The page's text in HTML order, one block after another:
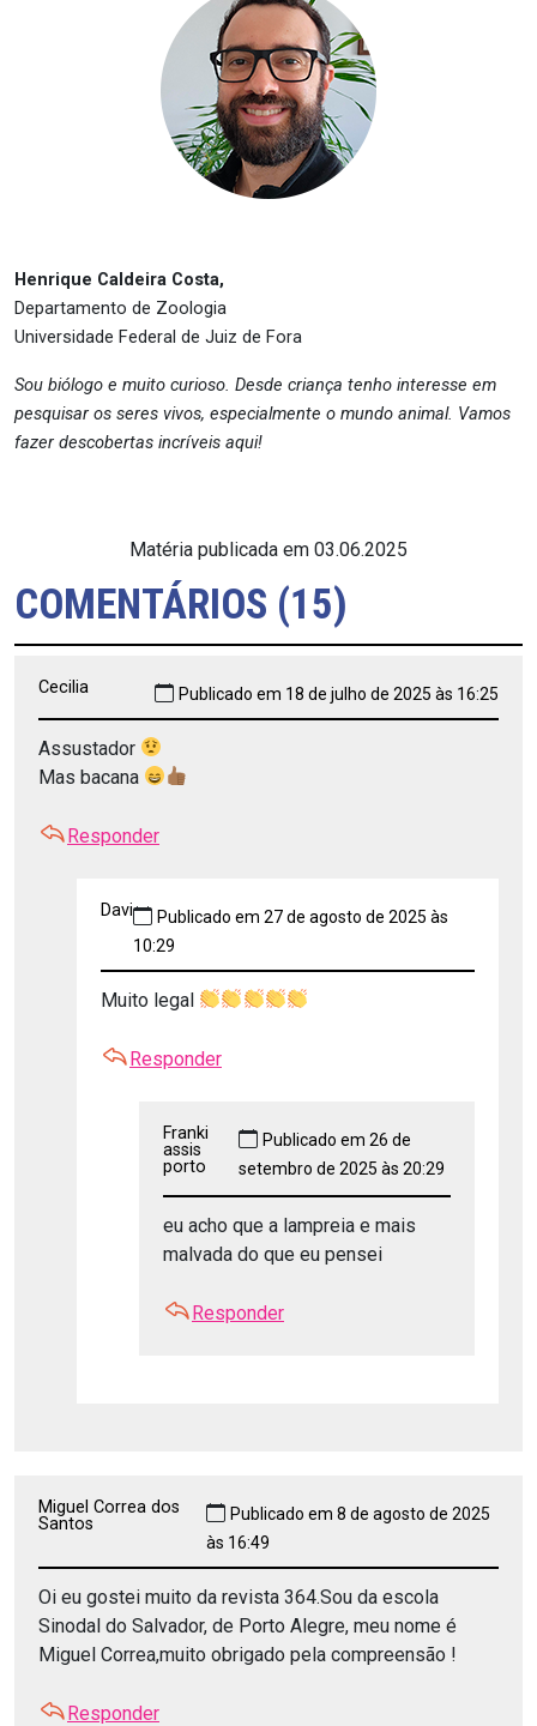
Henrique Caldeira Costa,
Departamento de Zoologia
Universidade Federal de Juiz de Fora
Sou biólogo e muito curioso. Desde criança tenho interesse em
pesquisar os seres vivos, especialmente o mundo animal. Vamos
fazer descobertas incríveis aqui!
Matéria publicada em 03.06.2025
COMENTÁRIOS (15)
Cecilia Publicado em 18 de julho de 2025 às 16:25
Assustador
Mas bacana
Responder
Davi
Publicado em 27 de agosto de 2025 às
10:29
Muito legal
Responder
Franki
assis
porto
Publicado em 26 de
setembro de 2025 às 20:29
eu acho que a lampreia e mais
malvada do que eu pensei
Responder
Miguel Correa dos
Santos
Publicado em 8 de agosto de 2025
às 16:49
Oi eu gostei muito da revista 364.Sou da escola
Sinodal do Salvador, de Porto Alegre, meu nome é
Miguel Correa,muito obrigado pela compreensão !
Responder